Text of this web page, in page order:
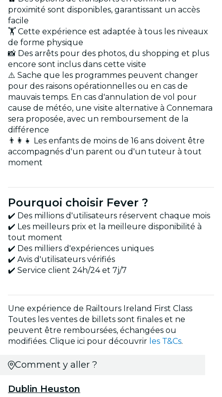
proximité sont disponibles, garantissant un accès
facile
🏋️ Cette expérience est adaptée à tous les niveaux
de forme physique
📸 Des arrêts pour des photos, du shopping et plus
encore sont inclus dans cette visite
⚠️ Sache que les programmes peuvent changer
pour des raisons opérationnelles ou en cas de
mauvais temps. En cas d'annulation de vol pour
cause de météo, une visite alternative à Connemara
sera proposée, avec un remboursement de la
différence
👨‍👩‍👧 Les enfants de moins de 16 ans doivent être
accompagnés d'un parent ou d'un tuteur à tout
moment
Pourquoi choisir Fever ?
✔️ Des millions d'utilisateurs réservent chaque mois
✔️ Les meilleurs prix et la meilleure disponibilité à
tout moment
✔️ Des milliers d'expériences uniques
✔️ Avis d'utilisateurs vérifiés
✔️ Service client 24h/24 et 7j/7
Une expérience de Railtours Ireland First Class
Toutes les ventes de billets sont finales et ne
peuvent être remboursées, échangées ou
modifiées. Clique ici pour découvrir les T&Cs.
Comment y aller ?
Dublin Heuston